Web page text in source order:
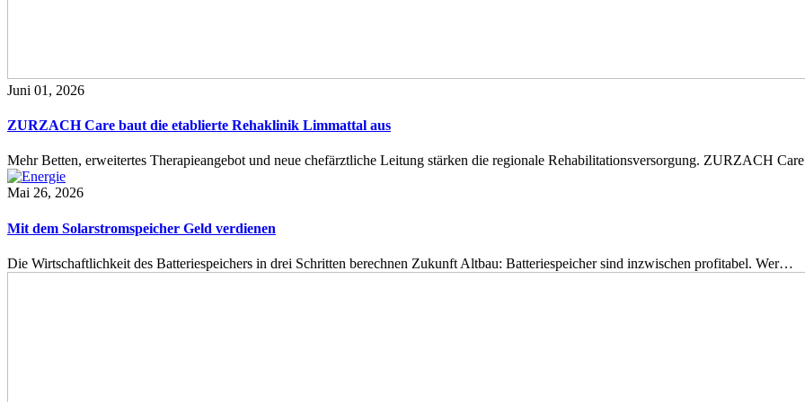
Juni 01, 2026
ZURZACH Care baut die etablierte Rehaklinik Limmattal aus
Mehr Betten, erweitertes Therapieangebot und neue chefärztliche Leitung stärken die regionale Rehabilitationsversorgung. ZURZACH
Mai 26, 2026
Mit dem Solarstromspeicher Geld verdienen
Die Wirtschaftlichkeit des Batteriespeichers in drei Schritten berechnen Zukunft Altbau: Batteriespeicher sind inzwischen profitabel. Wer…